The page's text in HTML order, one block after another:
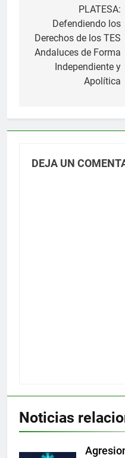
entradas
PLATESA:
Defendiendo los
Derechos de los TES
Andaluces de Forma
Independiente y
Apolítica
DEJA UN
Noticias